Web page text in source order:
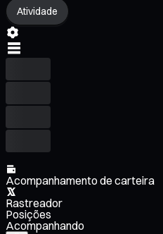
Atividade
Acompanhamento de carteira
Rastreador
Posições
Acompanhando